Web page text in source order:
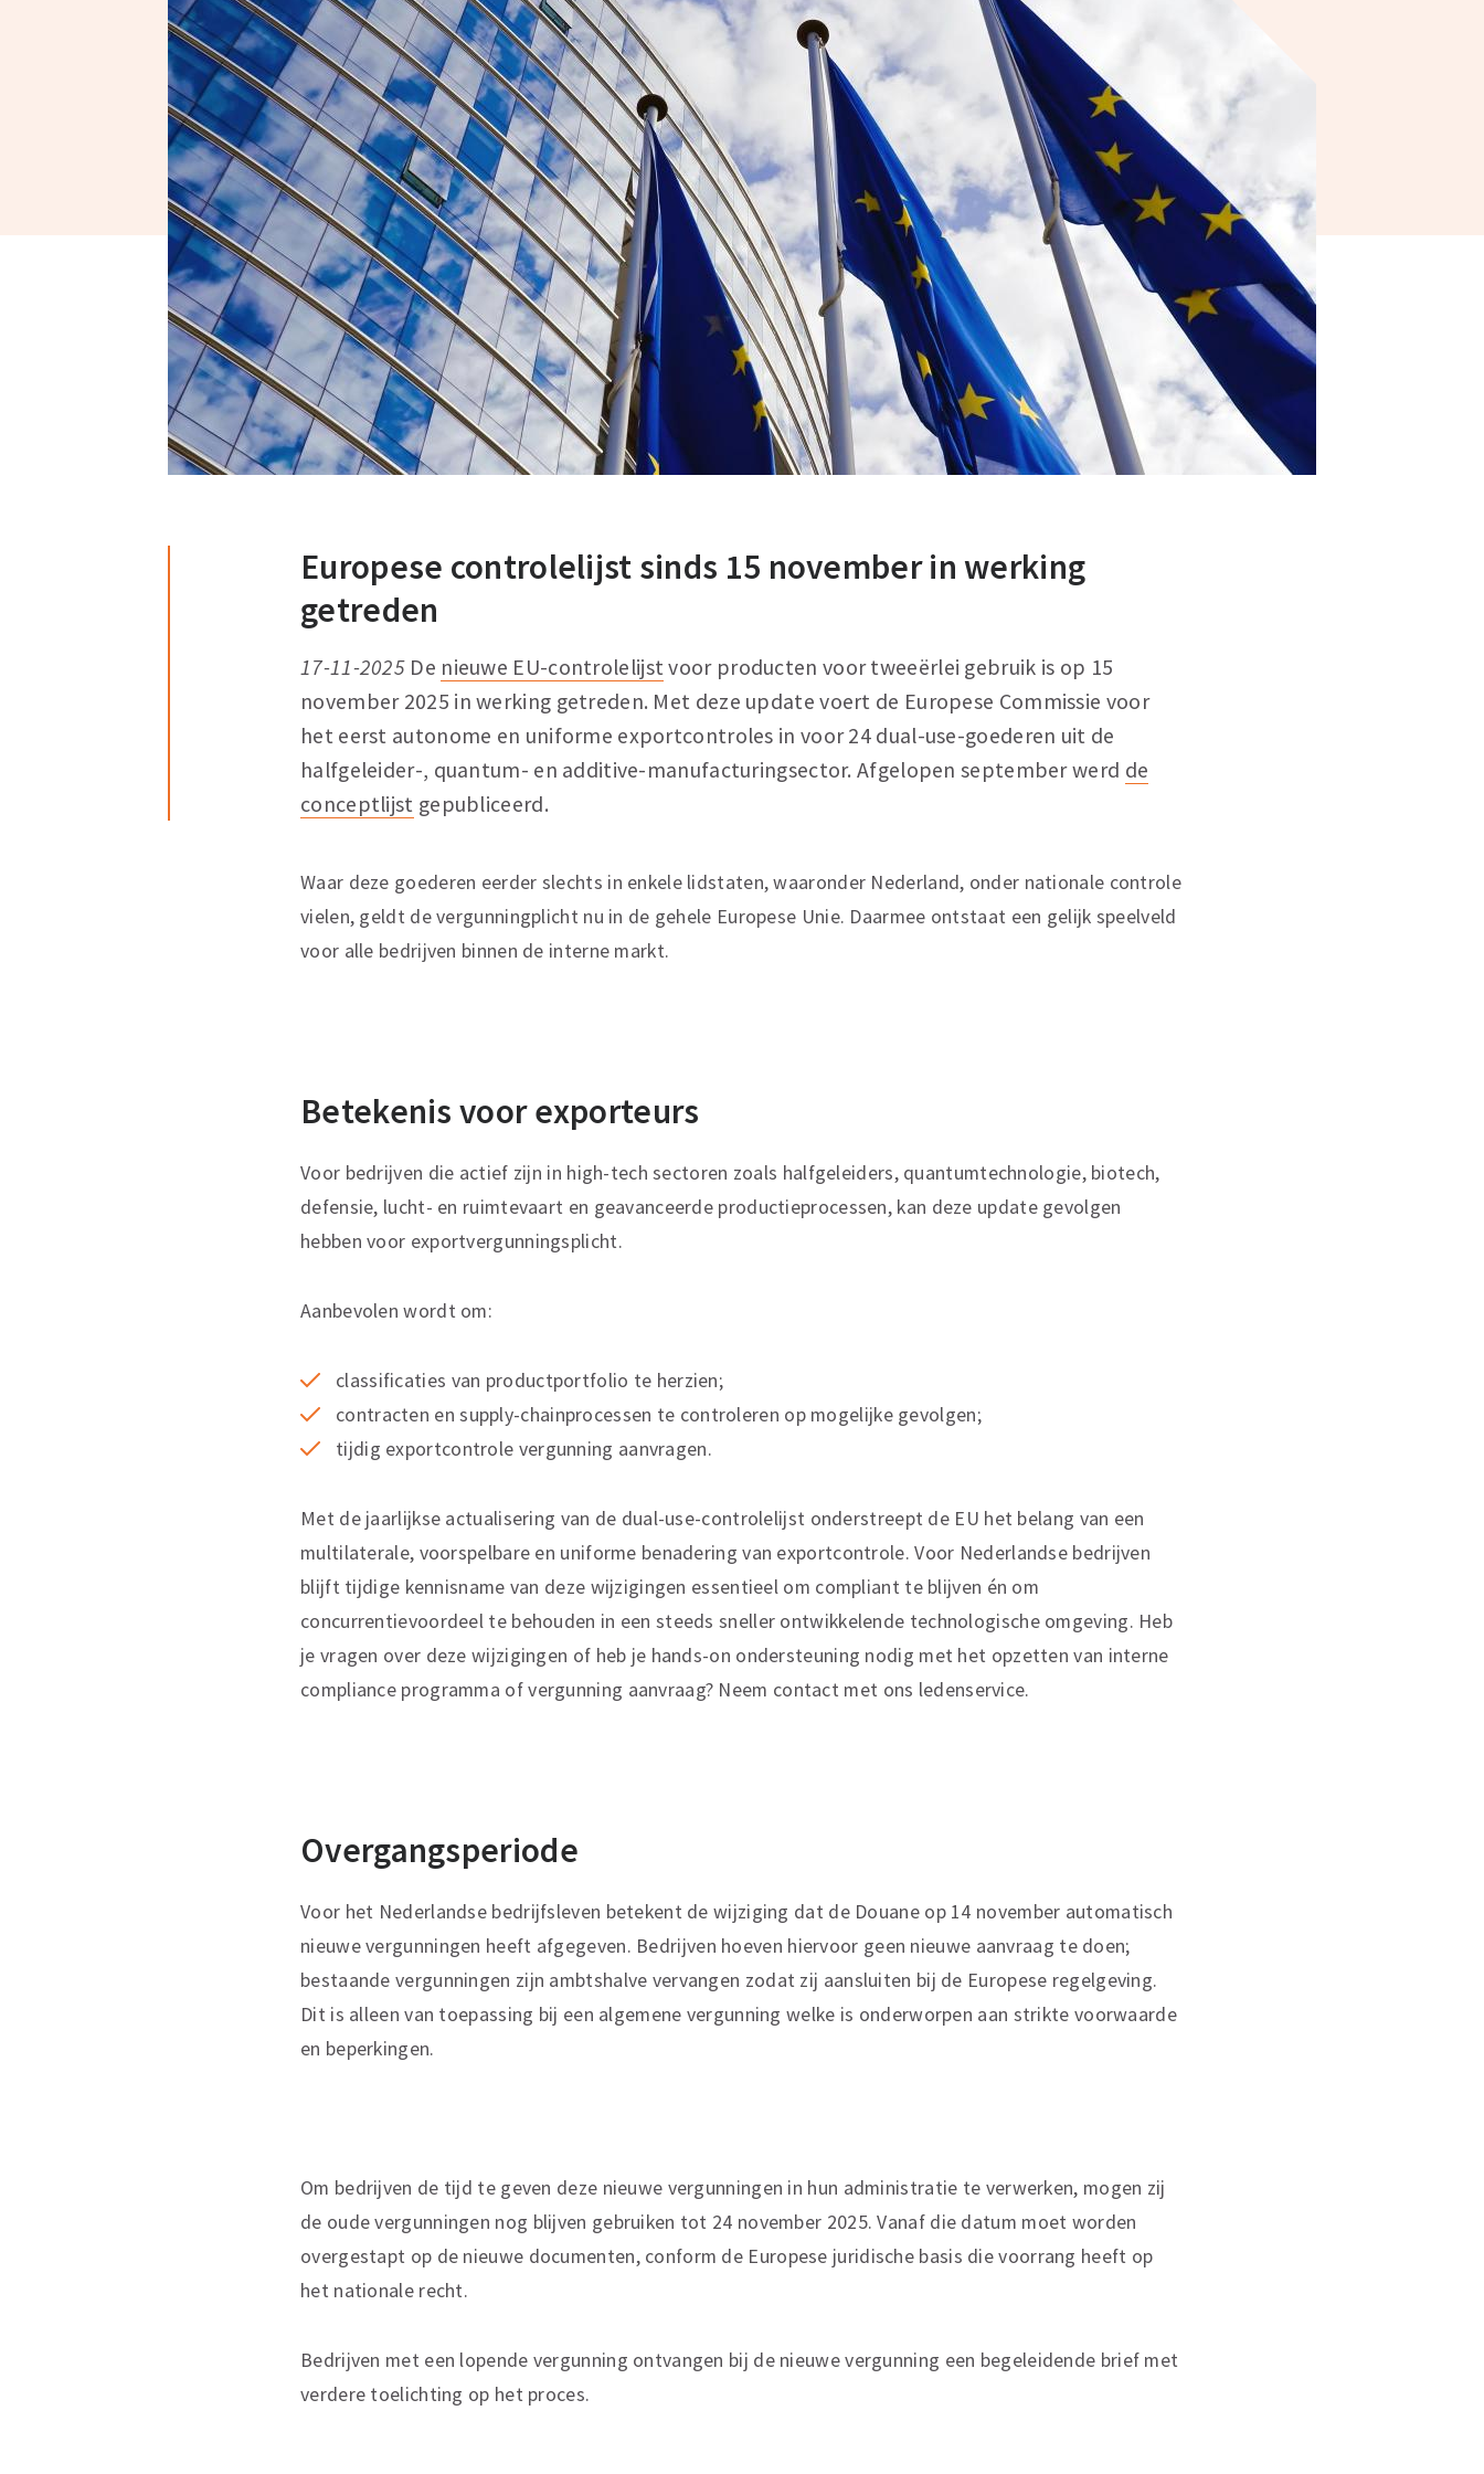
Europese controlelijst sinds 15 november in werking
getreden
17-11-2025 De nieuwe EU-controlelijstvoor producten voor tweeërlei gebruik is op 15
november 2025 in werking getreden. Met deze update voert de Europese Commissie voor
het eerst autonome en uniforme exportcontroles in voor 24 dual-use-goederen uit de
halfgeleider-, quantum- en additive-manufacturingsector. Afgelopen september werd de
conceptlijst gepubliceerd.
Waar deze goederen eerder slechts in enkele lidstaten, waaronder Nederland, onder nationale controle
vielen, geldt de vergunningplicht nu in de gehele Europese Unie. Daarmee ontstaat een gelijk speelveld
voor alle bedrijven binnen de interne markt.
Betekenis voor exporteurs
Voor bedrijven die actief zijn in high-tech sectoren zoals halfgeleiders, quantumtechnologie, biotech,
defensie, lucht- en ruimtevaart en geavanceerde productieprocessen, kan deze update gevolgen
hebben voor exportvergunningsplicht.
Aanbevolen wordt om:
classificaties van productportfolio te herzien;
contracten en supply-chainprocessen te controleren op mogelijke gevolgen;
tijdig exportcontrole vergunning aanvragen.
Met de jaarlijkse actualisering van de dual-use-controlelijst onderstreept de EU het belang van een
multilaterale, voorspelbare en uniforme benadering van exportcontrole. Voor Nederlandse bedrijven
blijft tijdige kennisname van deze wijzigingen essentieel om compliant te blijven én om
concurrentievoordeel te behouden in een steeds sneller ontwikkelende technologische omgeving. Heb
je vragen over deze wijzigingen of heb je hands-on ondersteuning nodig met het opzetten van interne
compliance programma of vergunning aanvraag? Neem contact met ons ledenservice.
Overgangsperiode
Voor het Nederlandse bedrijfsleven betekent de wijziging dat de Douane op 14 november automatisch
nieuwe vergunningen heeft afgegeven. Bedrijven hoeven hiervoor geen nieuwe aanvraag te doen;
bestaande vergunningen zijn ambtshalve vervangen zodat zij aansluiten bij de Europese regelgeving.
Dit is alleen van toepassing bij een algemene vergunning welke is onderworpen aan strikte voorwaarde
en beperkingen.
Om bedrijven de tijd te geven deze nieuwe vergunningen in hun administratie te verwerken, mogen zij
de oude vergunningen nog blijven gebruiken tot 24 november 2025. Vanaf die datum moet worden
overgestapt op de nieuwe documenten, conform de Europese juridische basis die voorrang heeft op
het nationale recht.
Bedrijven met een lopende vergunning ontvangen bij de nieuwe vergunning een begeleidende brief met
verdere toelichting op het proces.